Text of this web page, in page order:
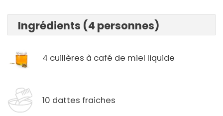
Ingrédients (4 personnes)
4 cuillères à café de miel liquide
10 dattes fraiches